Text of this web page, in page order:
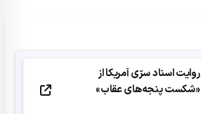
روایت اسناد سرّی آمریکا از
«شکست پنجه‌های عقاب»